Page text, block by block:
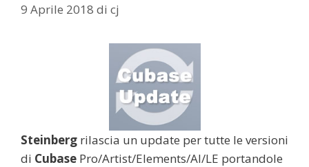
9 Aprile 2018 di cj
Steinberg rilascia un update per tutte le versioni
di Cubase Pro/Artist/Elements/AI/LE portandole